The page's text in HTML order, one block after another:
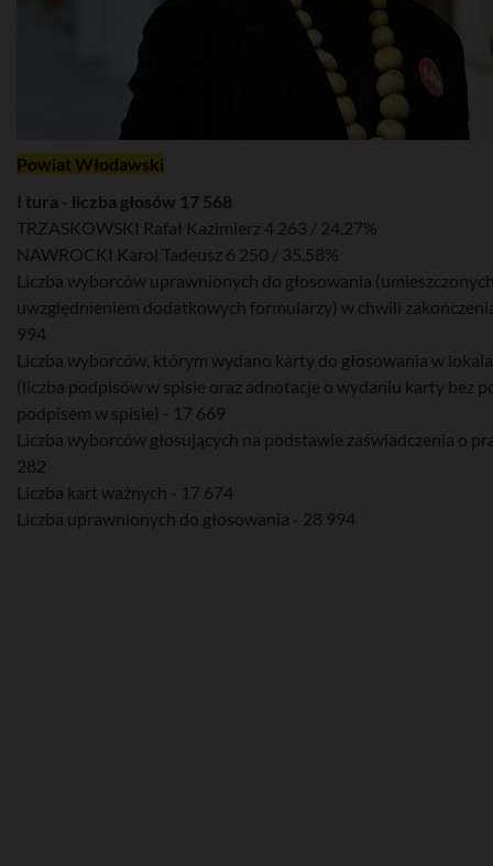
Powiat Włodawski
I tura - liczba głosów 17 568
TRZASKOWSKI Rafał Kazimierz 4 263 / 24,27%
NAWROCKI Karol Tadeusz 6 250 / 35,58%
Liczba wyborców uprawnionych do głosowania
uwzględnieniem dodatkowych formularzy) w chwili
994
Liczba wyborców, którym wydano karty do głosowania w
(liczba podpisów w spisie oraz adnotacje o wydaniu karty bez
podpisem w spisie) - 17 669
Liczba wyborców głosujących na podstawie zaświadczenia o
282
Liczba kart ważnych - 17 674
Liczba uprawnionych do głosowania - 28 994